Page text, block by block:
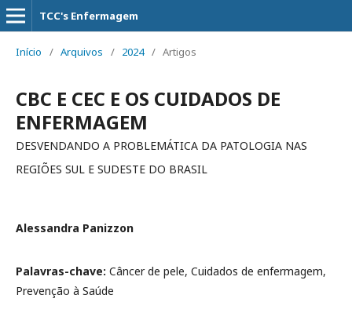
TCC's Enfermagem
Início / Arquivos / 2024 / Artigos
CBC E CEC E OS CUIDADOS DE
ENFERMAGEM
DESVENDANDO A PROBLEMÁTICA DA PATOLOGIA NAS
REGIÕES SUL E SUDESTE DO BRASIL
Alessandra Panizzon
Palavras-chave: Câncer de pele, Cuidados de enfermagem,
Prevenção à Saúde